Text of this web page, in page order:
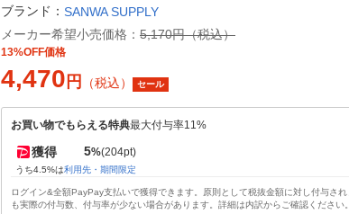
ブランド： SANWA SUPPLY
メーカー希望小売価格： 5,170円（税込）
13%OFF価格
4,470 円 （税込） セール
お買い物でもらえる特典最大付与率11%
獲得 5%(204pt)
うち4.5%は利用先・期間限定
ログイン&全額PayPay支払いで獲得できます。原則として税抜金額に対し付与され
も実際の付与数、付与率が少ない場合があります。詳細は内訳からご確認ください。